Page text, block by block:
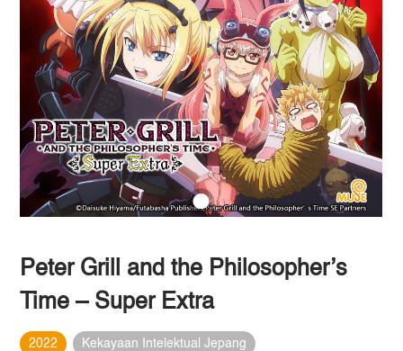
Peter Grill and the Philosopher’s
Time – Super Extra
2022 Kekayaan Intelektual Jepang